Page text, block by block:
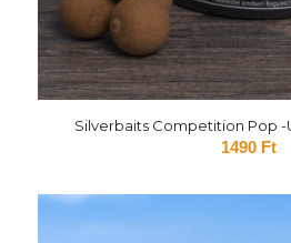
Silverbaits Competition Pop -
1490 Ft